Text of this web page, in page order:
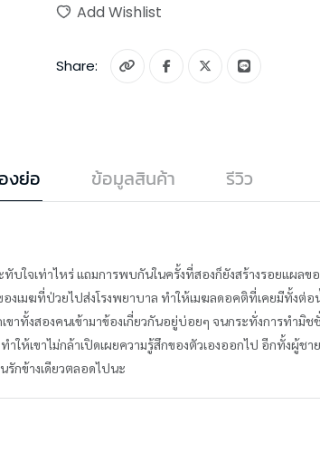
Add Wishlist
Share:
งย่อ ข้อมูลสินค้า รีวิว
ะทับใจเท่าไหร่ แถมการพบกันในครั้งที่สองก็ยังสร้างรอยแผล
เมฆที่ป่วยไปส่งโรงพยาบาล ทำให้เมฆลดอคติที่เคยมีทั้งต่
าทั้งสองคนเข้ามาข้องเกี่ยวกันอยู่บ่อยๆ จนกระทั่งการทำมิ
ำให้เขาไม่กล้าเปิดเผยความรู้สึกของตัวเองออกไป อีกทั้งผู้
กข้างเดียวตลอดไปนะ